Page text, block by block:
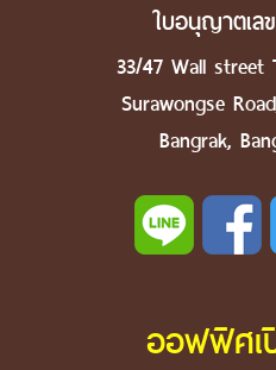
ใบอนุญาตเล
33/47 Wall street
Surawongse
Bangrak,
ออฟฟิศเ